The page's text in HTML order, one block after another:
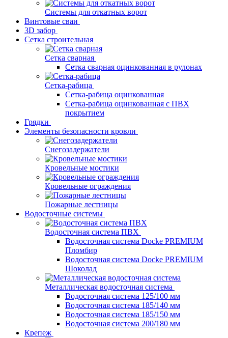
Системы для откатных ворот
Винтовые сваи
3D забор
Сетка строительная
Сетка сварная
Сетка сварная оцинкованная в рулонах
Сетка-рабица
Сетка-рабица оцинкованная
Сетка-рабица оцинкованная с ПВХ
покрытием
Грядки
Элементы безопасности кровли
Снегозадержатели
Кровельные мостики
Кровельные ограждения
Пожарные лестницы
Водосточные системы
Водосточная система ПВХ
Водосточная система Docke PREMIUM
Пломбир
Водосточная система Docke PREMIUM
Шоколад
Металлическая водосточная система
Водосточная система 125/100 мм
Водосточная система 185/140 мм
Водосточная система 185/150 мм
Водосточная система 200/180 мм
Крепеж